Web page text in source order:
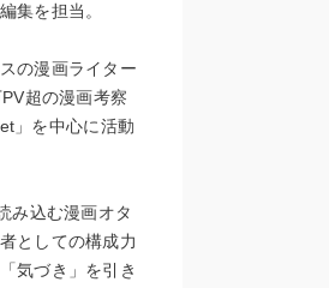
集を担当。
の漫画ライター
超の漫画考察
」を中心に活動
み込む漫画オタ
としての構成力
気づき」を引き